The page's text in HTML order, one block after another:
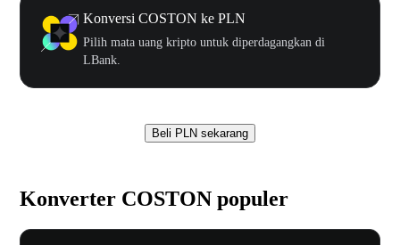
Konversi COSTON ke PLN
Pilih mata uang kripto untuk diperdagangkan di
LBank.
Beli PLN sekarang
Konverter COSTON populer